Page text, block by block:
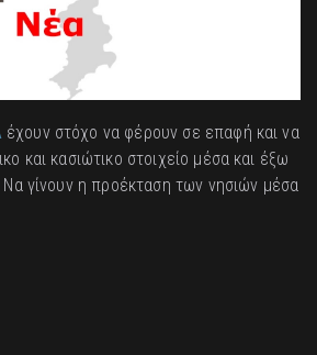
έχουν στόχο να φέρουν σε επαφή και να
και κασιώτικο στοιχείο μέσα και έξω
γίνουν η προέκταση των νησιών μέσα